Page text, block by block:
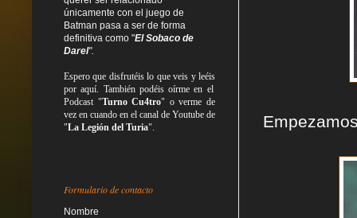
únicamente con el juego de
Batman pasa a ser de forma
definitiva como "El Sobaco de
Darel".
Espero que disfrutéis lo queveis yleéis
por aquí. También podéis oírme en el
Podcast "Turno Cu4tro" o verme de
vez en cuando en el canal de Youtube de
"La Legión del Turia".
Formulario de contacto
Nombre